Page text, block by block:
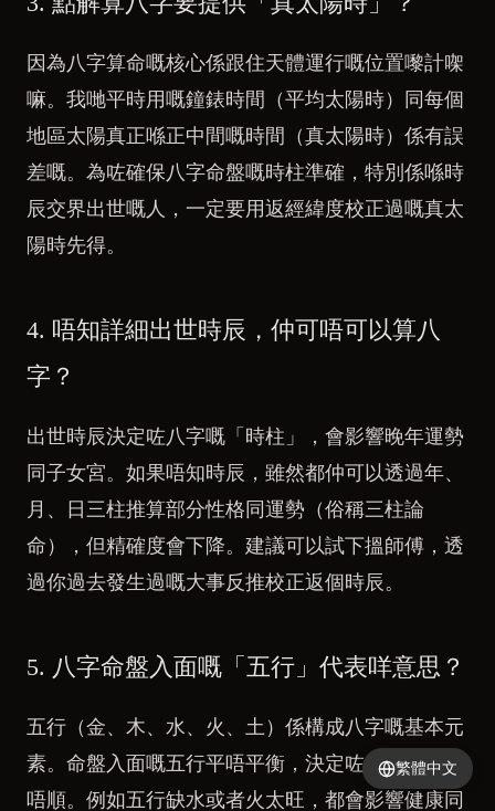
因為八字算命嘅核心係跟住天體運行嘅位置嚟計㗎
嘛。我哋平時用嘅鐘錶時間（平均太陽時）同每個
地區太陽真正喺正中間嘅時間（真太陽時）係有誤
差嘅。為咗確保八字命盤嘅時柱準確，特別係喺時
辰交界出世嘅人，一定要用返經緯度校正過嘅真太
陽時先得。
4. 唔知詳細出世時辰，仲可唔可以算八
字？
出世時辰決定咗八字嘅「時柱」，會影響晚年運勢
同子女宮。如果唔知時辰，雖然都仲可以透過年、
月、日三柱推算部分性格同運勢（俗稱三柱論
命），但精確度會下降。建議可以試下搵師傅，透
過你過去發生過嘅大事反推校正返個時辰。
5. 八字命盤入面嘅「五行」代表咩意思？
五行（金、木、水、火、土）係構成八字嘅基本元
素。命盤入面嘅五行平唔平衡，決定咗你嘅運勢順
唔順。例如五行缺水或者火太旺，都會影響健康同
繁體中文